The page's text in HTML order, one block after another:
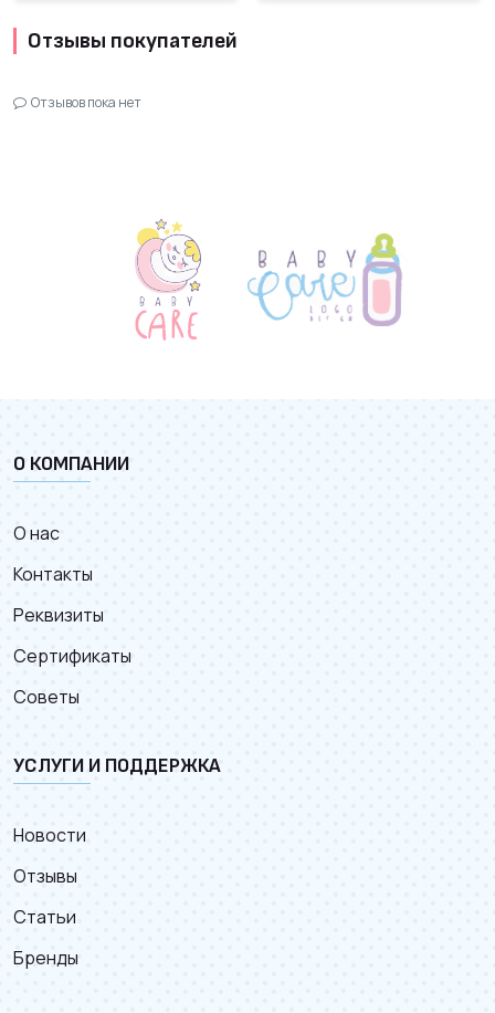
Отзывы покупателей
Отзывов пока нет
О КОМПАНИИ
О нас
Контакты
Реквизиты
Сертификаты
Советы
УСЛУГИ И ПОДДЕРЖКА
Новости
Отзывы
Статьи
Бренды